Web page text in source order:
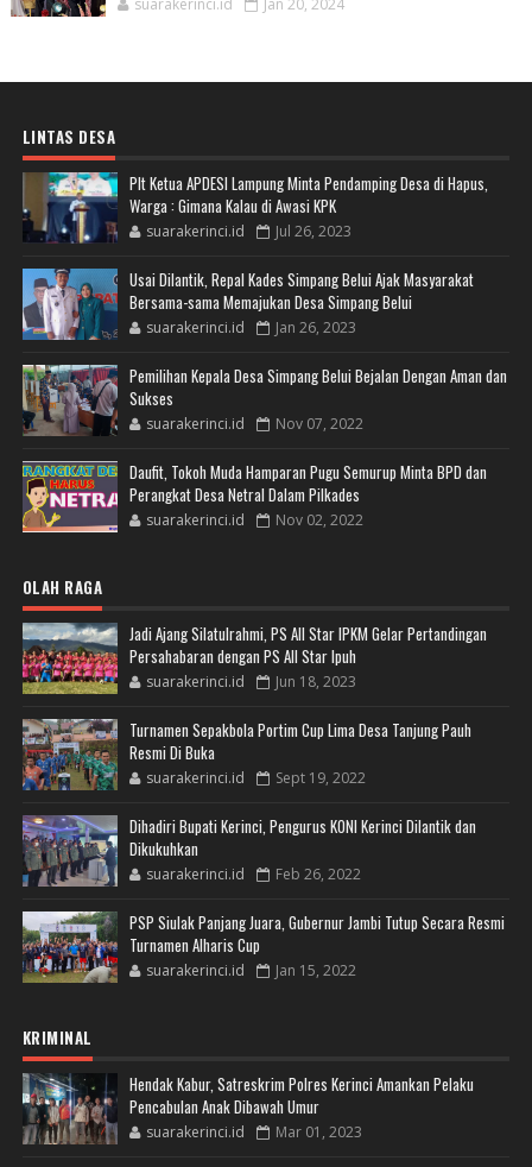
suarakerinci.id Jan 20, 2024
LINTAS DESA
Plt Ketua APDESI Lampung Minta Pendamping Desa di Hapus,
Warga : Gimana Kalau di Awasi KPK
suarakerinci.id Jul 26, 2023
Usai Dilantik, Repal Kades Simpang Belui Ajak Masyarakat
Bersama-sama Memajukan Desa Simpang Belui
suarakerinci.id Jan 26, 2023
Pemilihan Kepala Desa Simpang Belui Bejalan Dengan Aman dan
Sukses
suarakerinci.id Nov 07, 2022
Daufit, Tokoh Muda Hamparan Pugu Semurup Minta BPD dan
Perangkat Desa Netral Dalam Pilkades
suarakerinci.id Nov 02, 2022
OLAH RAGA
Jadi Ajang Silatulrahmi, PS All Star IPKM Gelar Pertandingan
Persahabaran dengan PS All Star Ipuh
suarakerinci.id Jun 18, 2023
Turnamen Sepakbola Portim Cup Lima Desa Tanjung Pauh
Resmi Di Buka
suarakerinci.id Sept 19, 2022
Dihadiri Bupati Kerinci, Pengurus KONI Kerinci Dilantik dan
Dikukuhkan
suarakerinci.id Feb 26, 2022
PSP Siulak Panjang Juara, Gubernur Jambi Tutup Secara Resmi
Turnamen Alharis Cup
suarakerinci.id Jan 15, 2022
KRIMINAL
Hendak Kabur, Satreskrim Polres Kerinci Amankan Pelaku
Pencabulan Anak Dibawah Umur
suarakerinci.id Mar 01, 2023